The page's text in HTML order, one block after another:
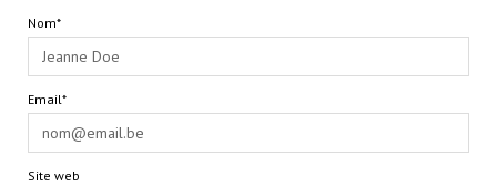
Nom*
Email*
Site web